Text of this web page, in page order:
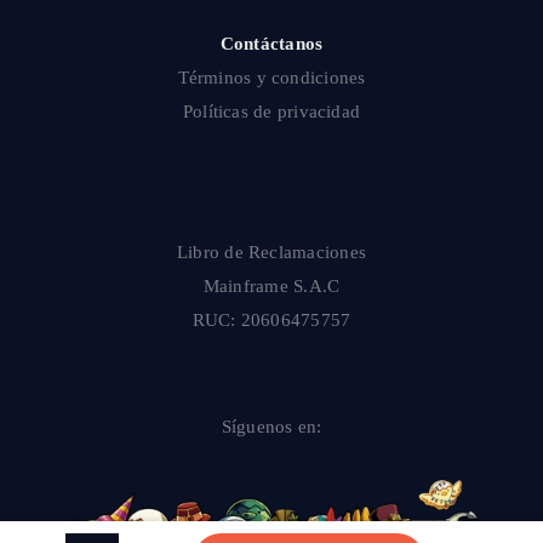
Contáctanos
Términos y condiciones
Políticas de privacidad
Libro de Reclamaciones
Mainframe S.A.C
RUC: 20606475757
Síguenos en: